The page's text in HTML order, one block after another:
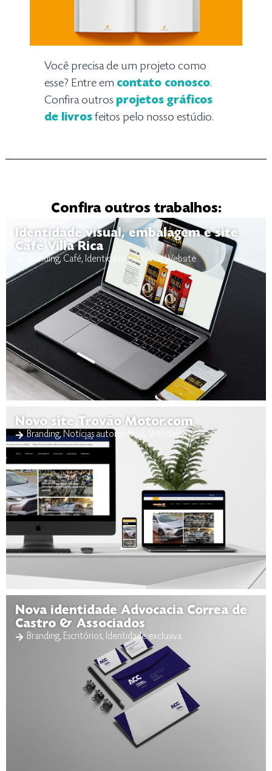
Você precisa de um projeto como
esse? Entre em contato conosco.
Confira outrosprojetos gráficos
de livros feitos pelo nosso estúdio.
Confira outros trabalhos:
Identidade visual, embalagem e site
Café Villa Rica
Branding, Café, Identidade exclusiva,Website
Novo site Trovão Motor.com
Branding,Notícias automotivas Webdesign
Nova identidade Advocacia Correa de
Castro & Associados
Branding, Escritórios, Identidade exclusiva